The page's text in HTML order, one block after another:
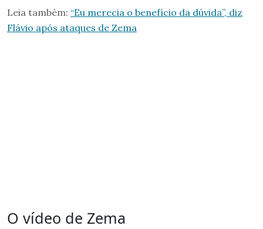
Leia também: “Eu merecia o benefício da dúvida”, diz
Flávio após ataques de Zema
O vídeo de Zema